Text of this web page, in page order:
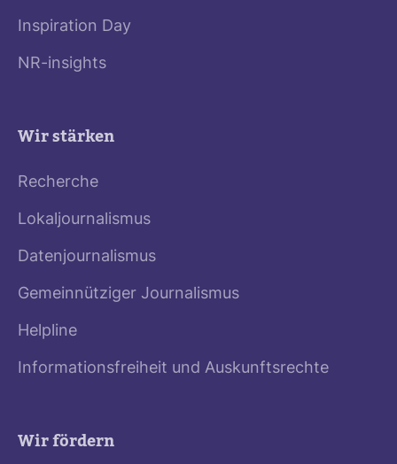
Inspiration Day
NR-insights
Wir stärken
Recherche
Lokaljournalismus
Datenjournalismus
Gemeinnütziger Journalismus
Helpline
Informationsfreiheit und Auskunftsrechte
Wir fördern